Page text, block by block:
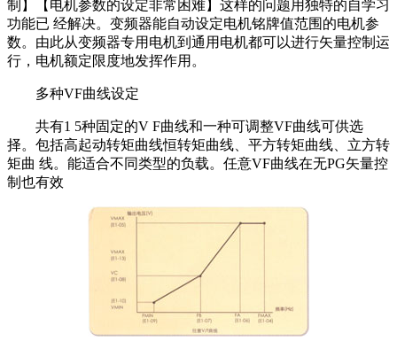
制】【电机参数的设定非常困难】这样的问题用独特的自学习
功能已 经解决。变频器能自动设定电机铭牌值范围的电机参
数。由此从变频器专用电机到通用电机都可以进行矢量控制运
行，电机额定限度地发挥作用。
多种VF曲线设定
共有1 5种固定的V F曲线和一种可调整VF曲线可供选
择。包括高起动转矩曲线恒转矩曲线、平方转矩曲线、立方转
矩曲 线。能适合不同类型的负载。任意VF曲线在无PG矢量控
制也有效